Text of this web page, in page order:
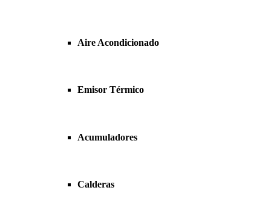
Aire Acondicionado
Emisor Térmico
Acumuladores
Calderas